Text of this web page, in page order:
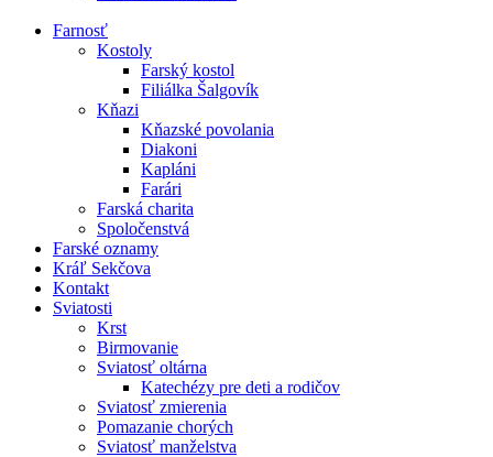
Farnosť
Kostoly
Farský kostol
Filiálka Šalgovík
Kňazi
Kňazské povolania
Diakoni
Kapláni
Farári
Farská charita
Spoločenstvá
Farské oznamy
Kráľ Sekčova
Kontakt
Sviatosti
Krst
Birmovanie
Sviatosť oltárna
Katechézy pre deti a rodičov
Sviatosť zmierenia
Pomazanie chorých
Sviatosť manželstva